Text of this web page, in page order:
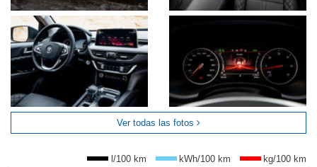
Ver todas las fotos
l/100 km kWh/100 km
kg/100 km